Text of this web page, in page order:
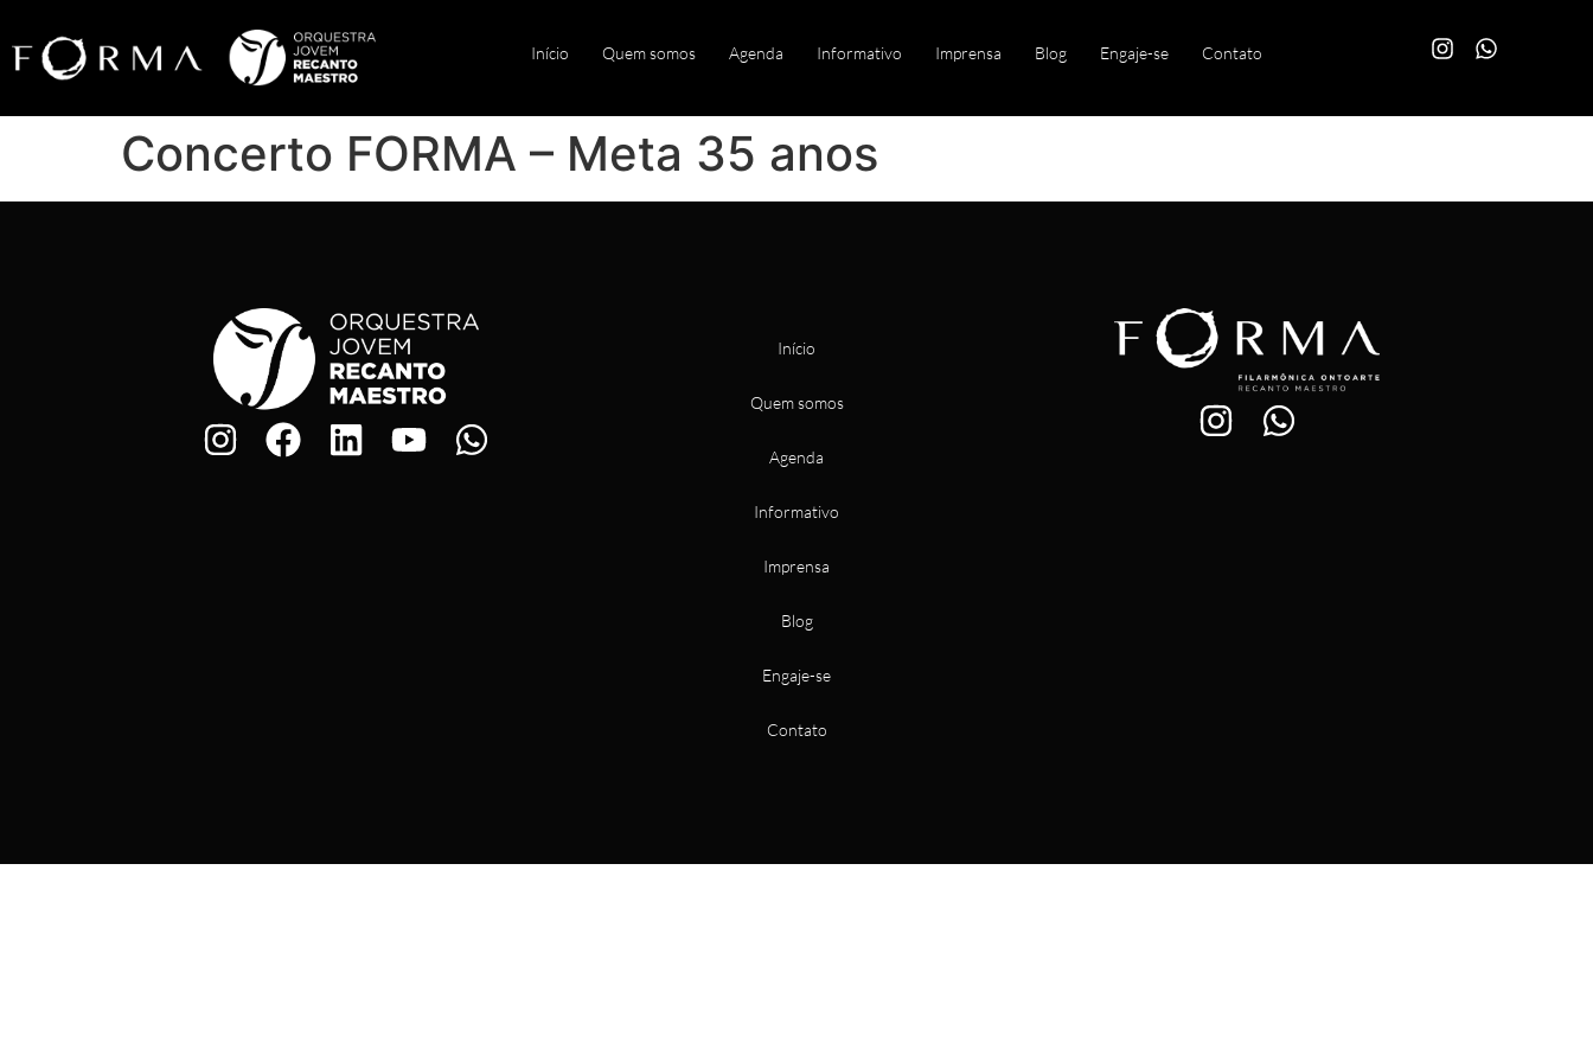
Início Quem somos Agenda Informativo Imprensa Blog Engaje-se Contato
Concerto FORMA – Meta 35 anos
Início
Quem somos
Agenda
Informativo
Imprensa
Blog
Engaje-se
Contato